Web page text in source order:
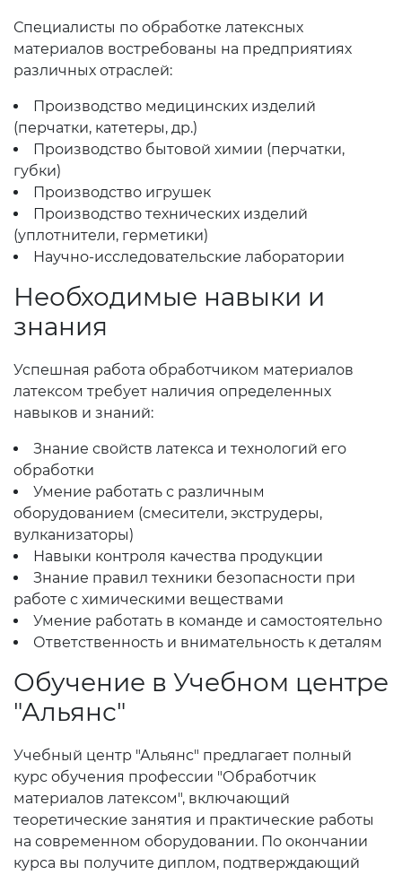
Специалисты по обработке латексных
материалов востребованы на предприятиях
различных отраслей:
Производство медицинских изделий
(перчатки, катетеры, др.)
Производство бытовой химии (перчатки,
губки)
Производство игрушек
Производство технических изделий
(уплотнители, герметики)
Научно-исследовательские лаборатории
Необходимые навыки и
знания
Успешная работа обработчиком материалов
латексом требует наличия определенных
навыков и знаний:
Знание свойств латекса и технологий его
обработки
Умение работать с различным
оборудованием (смесители, экструдеры,
вулканизаторы)
Навыки контроля качества продукции
Знание правил техники безопасности при
работе с химическими веществами
Умение работать в команде и самостоятельно
Ответственность и внимательность к деталям
Обучение в Учебном центре
"Альянс"
Учебный центр "Альянс" предлагает полный
курс обучения профессии "Обработчик
материалов латексом", включающий
теоретические занятия и практические работы
на современном оборудовании. По окончании
курса вы получите диплом, подтверждающий